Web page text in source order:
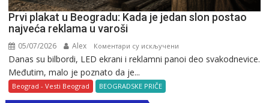
Prvi plakat u Beogradu: Kada je jedan slon postao
najveća reklama u varoši
05/07/2026 Alex Коментари су искључени
Prvi
Danas su bilbordi, LED ekrani i reklamni panoi deo svakodnevice.
Međutim, malo je poznato da je...
Beograd - Vesti Beograd BEOGRADSKE PRIČE